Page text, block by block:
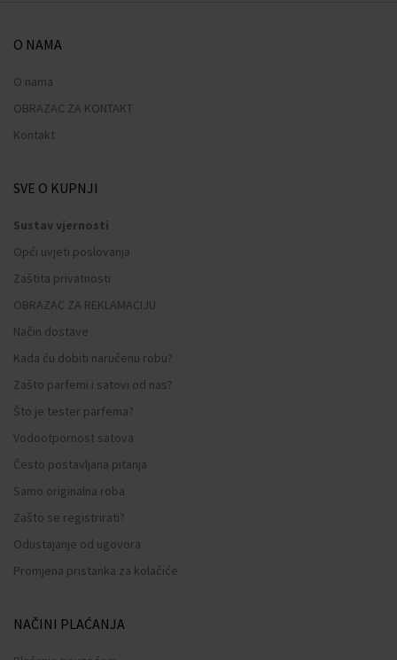
O NAMA
O nama
OBRAZAC ZA KONTAKT
Kontakt
SVE O KUPNJI
Sustav vjernosti
Opći uvjeti poslovanja
Zaštita privatnosti
OBRAZAC ZA REKLAMACIJU
Način dostave
Kada ću dobiti naručenu robu?
Zašto parfemi i satovi od nas?
Što je tester parfema?
Vodootpornost satova
Često postavljana pitanja
Samo originalna roba
Zašto se registrirati?
Odustajanje od ugovora
Promjena pristanka za kolačiće
NAČINI PLAĆANJA